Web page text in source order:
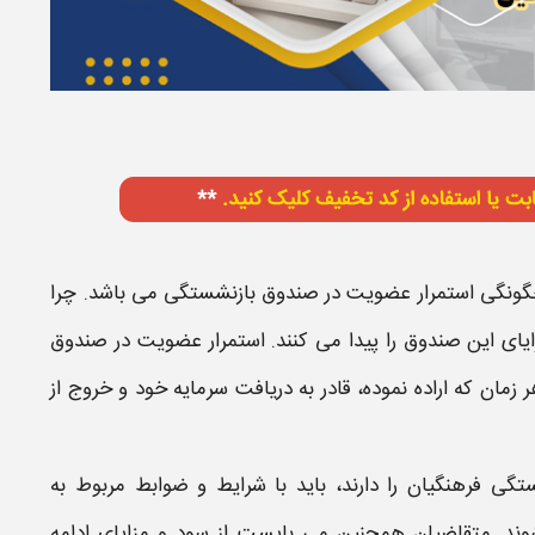
استمرار عضویت در صندوق بازنشستگی می باشد. چرا
این صندوق را پیدا می کنند.استمرار عضویت در صندوق
که اراده نموده، قادر به دریافت سرمایه خود و خروج از
فرهنگیان را دارند، باید با شرایط و ضوابط مربوط به